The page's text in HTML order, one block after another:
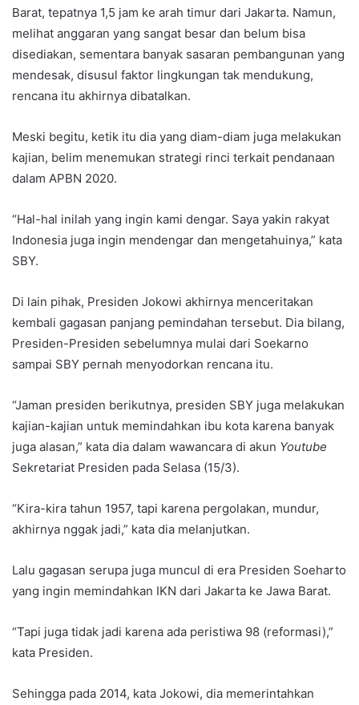
Barat, tepatnya 1,5 jam ke arah timur dari Jakarta. Namun,
melihat anggaran yang sangat besar dan belum bisa
disediakan, sementara banyak sasaran pembangunan yang
mendesak, disusul faktor lingkungan tak mendukung,
rencana itu akhirnya dibatalkan.
Meski begitu, ketik itu dia yang diam-diam juga melakukan
kajian, belim menemukan strategi rinci terkait pendanaan
dalam APBN 2020.
“Hal-hal inilah yang ingin kami dengar. Saya yakin rakyat
Indonesia juga ingin mendengar dan mengetahuinya,” kata
SBY.
Di lain pihak, Presiden Jokowi akhirnya menceritakan
kembali gagasan panjang pemindahan tersebut. Dia bilang,
Presiden-Presiden sebelumnya mulai dari Soekarno
sampai SBY pernah menyodorkan rencana itu.
“Jaman presiden berikutnya, presiden SBY juga melakukan
kajian-kajian untuk memindahkan ibu kota karena banyak
juga alasan,” kata dia dalam wawancara di akun Youtube
Sekretariat Presiden pada Selasa (15/3).
“Kira-kira tahun 1957, tapi karena pergolakan, mundur,
akhirnya nggak jadi,” kata dia melanjutkan.
Lalu gagasan serupa juga muncul di era Presiden Soeharto
yang ingin memindahkan IKN dari Jakarta ke Jawa Barat.
“Tapi juga tidak jadi karena ada peristiwa 98 (reformasi),”
kata Presiden.
Sehingga pada 2014, kata Jokowi, dia memerintahkan